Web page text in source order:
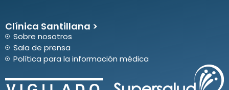
Clínica Santillana >
Sobre nosotros
Sala de prensa
Política para la información médica